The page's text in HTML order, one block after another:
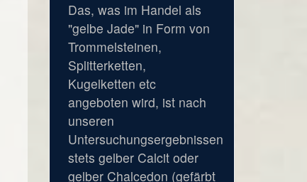
Das, was im Handel als
"gelbe Jade" in Form von
Trommelsteinen,
Splitterketten,
Kugelketten etc
angeboten wird, ist nach
unseren
Untersuchungsergebnissen
stets gelber Calcit oder
gelber Chalcedon (gefärbt